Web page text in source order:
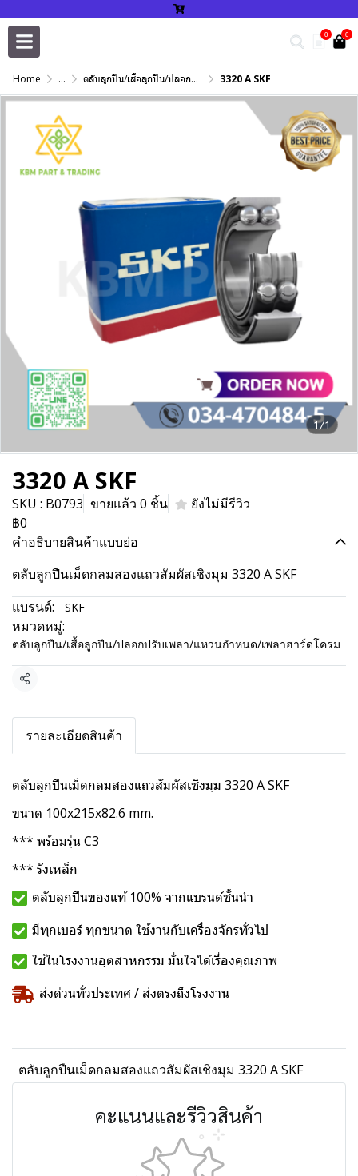
0 0
Home ... ตลับลูกปืน/เสื้อลูกปืน/ปลอกปรับเพลา/แหวนกำหนด/เพลาฮาร์ดโครม 3320 A SKF
1/1
3320 A SKF
SKU : B0793 ขายแล้ว 0 ชิ้น
ยังไม่มีรีวิว
฿0
คำอธิบายสินค้าแบบย่อ
ตลับลูกปืนเม็ดกลมสองแถวสัมผัสเชิงมุม 3320 A SKF
แบรนด์:
SKF
หมวดหมู่:
ตลับลูกปืน/เสื้อลูกปืน/ปลอกปรับเพลา/แหวนกำหนด/เพลาฮาร์ดโครม
แชร์
รายละเอียดสินค้า
ตลับลูกปืนเม็ดกลมสองแถวสัมผัสเชิงมุม 3320 A SKF
ขนาด 100x215x82.6 mm.
*** พร้อมรุ่น C3
*** รังเหล็ก
ตลับลูกปืนของแท้ 100% จากแบรนด์ชั้นนำ
มีทุกเบอร์ ทุกขนาด ใช้งานกับเครื่องจักรทั่วไป
ใช้ในโรงงานอุตสาหกรรม มั่นใจได้เรื่องคุณภาพ
ส่งด่วนทั่วประเทศ / ส่งตรงถึงโรงงาน
ตลับลูกปืนเม็ดกลมสองแถวสัมผัสเชิงมุม 3320 A SKF
คะแนนและรีวิวสินค้า